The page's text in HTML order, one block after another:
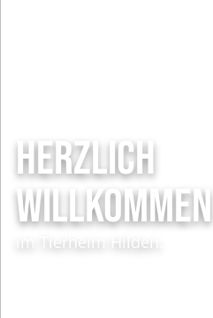
HERZLICH
WILLKOMMEN
im Tierheim Hilden.